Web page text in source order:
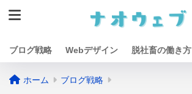
ブログ戦略 Webデザイン 脱社畜の働き方
ホーム ブログ戦略